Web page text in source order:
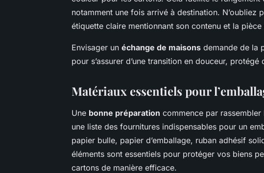
notamment une fois arrivé à destination. N’oubliez
étiquette claire mentionnant son contenu et la
Envisager un échange de maisons demande de la
pour s’assurer d’une transition en douceur,
Matériaux essentiels pour
Une bonne préparation commence par rassembler
une liste des fournitures indispensables pour un
papier bulle, papier d’emballage, ruban adhésif
éléments sont essentiels pour protéger vos biens
cartons de manière efficace.